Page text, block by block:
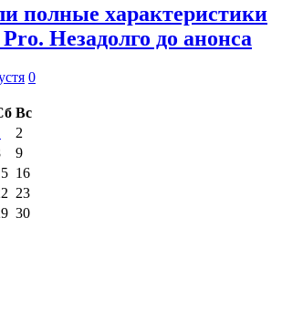
полные характеристики
Незадолго до анонса
0
Вс
2
9
16
23
30